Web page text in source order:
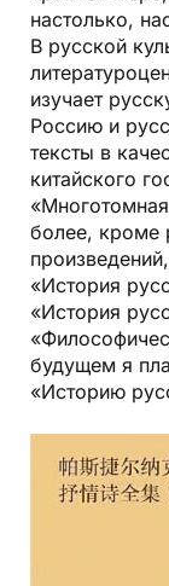
настолько,
В русской
изучает
Россию и
тексты в
китайского
более, кроме
«История
«История
будущем я
«Историю